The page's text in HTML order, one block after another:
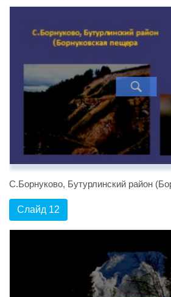
С.Борнуково, Бутурлинский район
Слайд 12